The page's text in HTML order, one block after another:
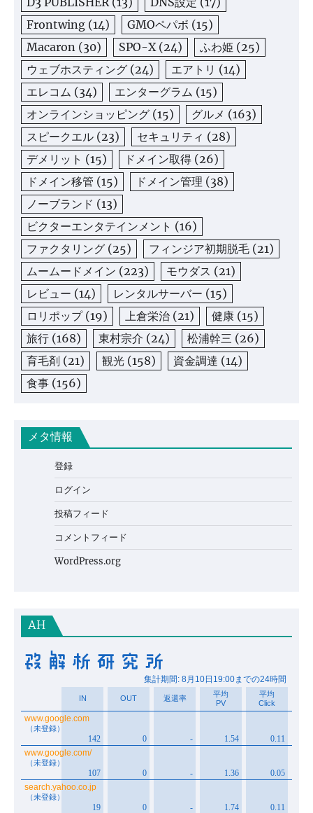
Frontwing (14) GMOペパボ (15)
Macaron (30) SPO-X(24) ふわ姫 (25)
ウェブホスティング (24) エアトリ (14)
エレコム (34) エンターグラム (15)
オンラインショッピング (15) グルメ (163)
スピークエル (23) セキュリティ (28)
デメリット (15) ドメイン取得 (26)
ドメイン移管 (15) ドメイン管理 (38)
ノーブランド (13)
ビクターエンタテインメント (16)
ファクタリング (25) フィンジア初期脱毛 (21)
ムームードメイン (223) モウダス (21)
レビュー (14) レンタルサーバー (15)
ロリポップ(19) 上倉栄治 (21) 健康 (15)
旅行 (168) 東村宗介 (24) 松浦幹三 (26)
育毛剤 (21) 観光 (158) 資金調達 (14)
食事 (156)
メタ情報
登録
ログイン
投稿フィード
コメントフィード
WordPress.org
AH